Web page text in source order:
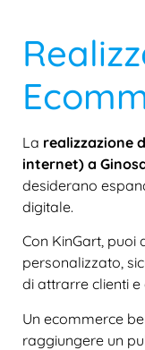
La realizzazione
internet) a
desiderano
digitale.
Con KinGart, puoi
personalizzato,
di attrarre clienti
Un ecommerce
raggiungere un